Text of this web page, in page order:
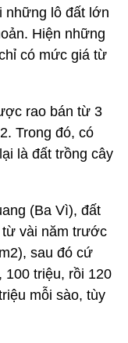
những lô đất lớn
Hiện những
có mức giá từ
rao bán từ 3
Trong đó, có
là đất trồng cây
(Ba Vì), đất
từ vài năm trước
sau đó cứ
100 triệu, rồi 120
mỗi sào, tùy